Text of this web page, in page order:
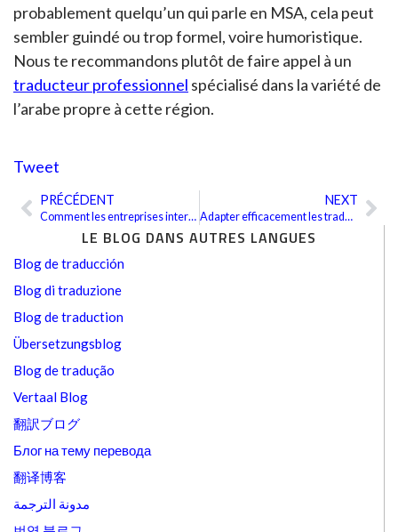
LE BLOG DANS AUTRES LANGUES
Blog de traducción
Blog di traduzione
Blog de traduction
Übersetzungsblog
Blog de tradução
Vertaal Blog
翻訳ブログ
Блог на тему перевода
翻译博客
مدونة الترجمة
probablement quelqu’un qui parle en MSA, cela peut
sembler guindé ou trop formel, voire humoristique.
Nous te recommandons plutôt de faire appel à un
traducteur professionnel spécialisé dans la variété de
l’arabe propre à cette région.
Tweet
Précédent
PRÉCÉDENT
Comment les entreprises internationales adaptent-elles les traductions à leurs besoins linguistiques ?
NEXT
Adapter efficacement les traductions professionnelles de PAO sans compromettre le message ou l’esthétique